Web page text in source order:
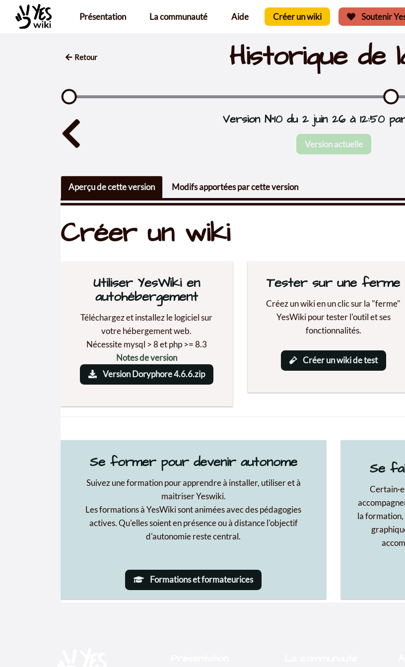
Aller au contenu principalPrésentation La communauté Aide Créer un wiki Soutenir
Retour Historique de
Version N°10 du 2 juin 26 à 12:50
Version actuelle
Aperçu de cette version Modifs apportées par cette version